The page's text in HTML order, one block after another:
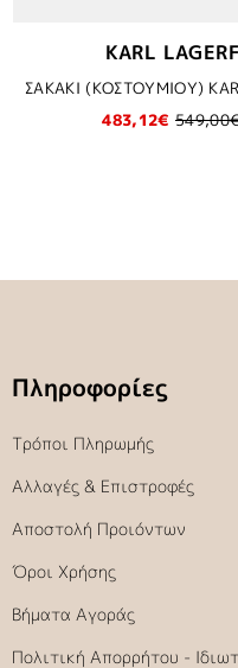
KARL
483,12€
Πληροφορίες
Τρόποι Πληρωμής
Αλλαγές & Επιστροφές
Αποστολή Προιόντων
Όροι Χρήσης
Βήματα Αγοράς
Πολιτική Απορρήτου -